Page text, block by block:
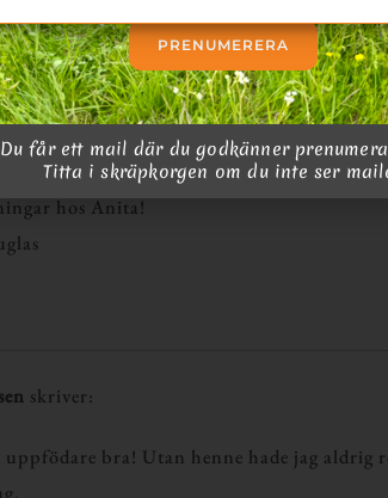
hos Anita!
skriver:
uppfödare bra! Utan henne hade jag aldrig
PRENUMERERA
Du får ett mail där du godkänner
Titta i skräpkorgen om du inte ser